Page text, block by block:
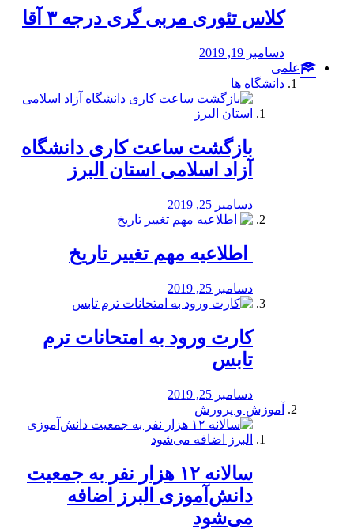
کلاس تئوری مربی گری درجه ۳ آقا
دسامبر 19, 2019
علمی
دانشگاه ها
بازگشت ساعت کاری دانشگاه
آزاد اسلامی استان البرز
دسامبر 25, 2019
️ اطلاعیه مهم تغییر تاریخ
دسامبر 25, 2019
کارت ورود به امتحانات ترم
تابس
دسامبر 25, 2019
آموزش و پرورش
️سالانه ۱۲ هزار نفر به جمعیت
دانش‌آموزی البرز اضافه
می‌شود